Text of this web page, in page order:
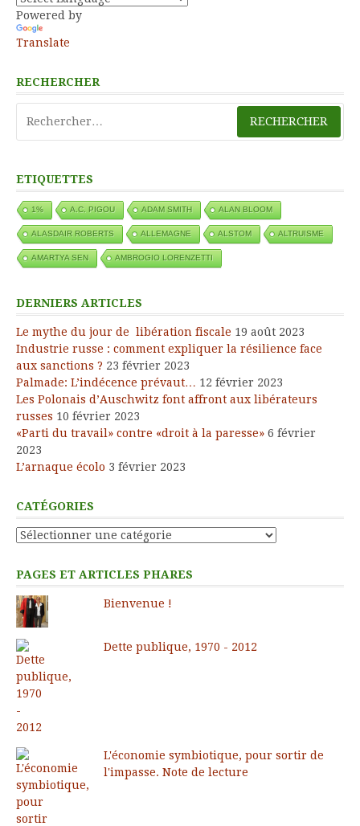
Powered by
Translate
RECHERCHER
ETIQUETTES
1% A.C. PIGOU ADAM SMITH ALAN BLOOM
ALASDAIR ROBERTS ALLEMAGNE ALSTOM ALTRUISME
AMARTYA SEN AMBROGIO LORENZETTI
DERNIERS ARTICLES
Le mythe du jour de libération fiscale 19 août 2023
Industrie russe : comment expliquer la résilience face
aux sanctions ? 23 février 2023
Palmade: L’indécence prévaut… 12 février 2023
Les Polonais d’Auschwitz font affront aux libérateurs
russes 10 février 2023
«Parti du travail» contre «droit à la paresse» 6 février
2023
L’arnaque écolo 3 février 2023
CATÉGORIES
Catégories
PAGES ET ARTICLES PHARES
Bienvenue !
Dette publique, 1970 - 2012
L'économie symbiotique, pour sortir de
l'impasse. Note de lecture